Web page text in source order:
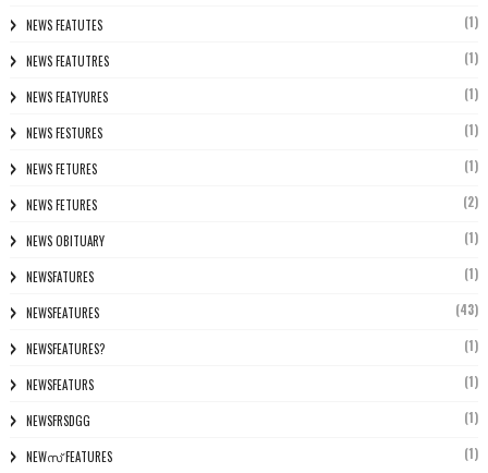
NEWS FEATUTES (1)
NEWS FEATUTRES (1)
NEWS FEATYURES (1)
NEWS FESTURES (1)
NEWS FETURES (1)
NEWS FETURES (2)
NEWS OBITUARY (1)
NEWSFATURES (1)
NEWSFEATURES (43)
NEWSFEATURES? (1)
NEWSFEATURS (1)
NEWSFRSDGG (1)
NEWസ് FEATURES (1)